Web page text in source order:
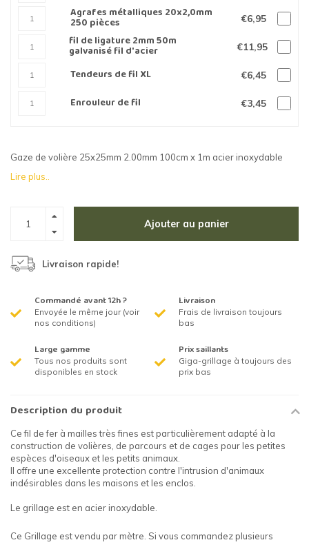
Agrafes métalliques 20x2,0mm
250 pièces €6,95
fil de ligature 2mm 50m
galvanisé fil d'acier €11,95
Tendeurs de fil XL €6,45
Enrouleur de fil €3,45
Gaze de volière 25x25mm 2.00mm 100cm x 1m acier inoxydable
Lire plus..
Ajouter au panier
Livraison rapide!
Commandé avant 12h ?
Envoyée le même jour (voir
nos conditions)
Livraison
Frais de livraison toujours
bas
Large gamme
Tous nos produits sont
disponibles en stock
Prix saillants
Giga-grillage à toujours des
prix bas
Description du produit
Ce fil de fer à mailles très fines est particulièrement adapté à la
construction de volières, de parcours et de cages pour les petites
espèces d'oiseaux et les petits animaux.
Il offre une excellente protection contre l'intrusion d'animaux
indésirables dans les maisons et les enclos.
Le grillage est en acier inoxydable.
Ce Grillage est vendu par mètre. Si vous commandez plusieurs